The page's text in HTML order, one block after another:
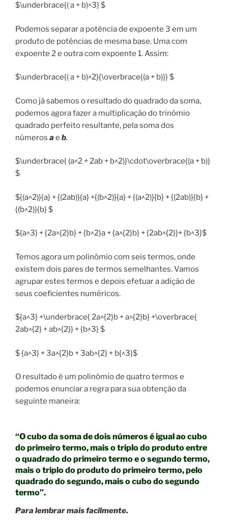
$\underbrace{( a + b)^3} $
Podemos separar a potência de expoente 3 em um
produto de potências de mesma base. Uma com
expoente 2 e outra com expoente 1. Assim:
$\underbrace{( a + b)^2}{\overbrace{(a + b)}} $
Como já sabemos o resultado do quadrado da soma,
podemos agora fazer a multiplicação do trinômio
quadrado perfeito resultante, pela soma dos
números a e b.
$\underbrace{ (a^2 + 2ab + b^2)}\cdot\overbrace{(a + b)}
$
${(a^2)}{a} + {(2ab)}{a} +{(b^2)}{a} + {(a^2)}{b} + {(2ab)}{b} +
{(b^2)}{b} $
${a^3} + {2a^{2}b} + {b^2}a + {a^{2}b} + {2ab^{2}}+ {b^3}$
Temos agora um polinômio com seis termos, onde
existem dois pares de termos semelhantes. Vamos
agrupar estes termos e depois efetuar a adição de
seus coeficientes numéricos.
${a^3} +\underbrace{ 2a^{2}b + a^{2}b} +\overbrace{
2ab^{2} + ab^{2}} + {b^3} $
$ {a^3} + 3a^{2}b + 3ab^{2} + b{^3}$
O resultado é um polinômio de quatro termos e
podemos enunciar a regra para sua obtenção da
seguinte maneira:
“O cubo da soma de dois números é igual ao cubo
do primeiro termo, mais o triplo do produto entre
o quadrado do primeiro termo e o segundo termo,
mais o triplo do produto do primeiro termo, pelo
quadrado do segundo, mais o cubo do segundo
termo”.
Para lembrar mais facilmente.